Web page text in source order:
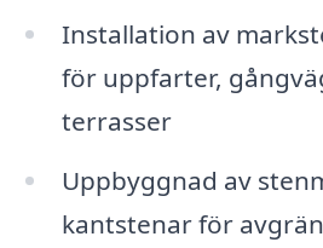
Installation av
för uppfarter,
terrasser
Uppbyggnad av
kantstenar för